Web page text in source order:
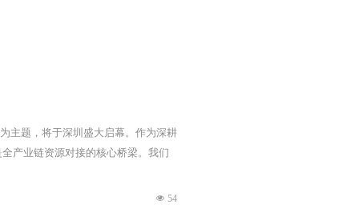
主题，将于深圳盛大启幕。作为深耕
产业链资源对接的核心桥梁。我们
넶 54